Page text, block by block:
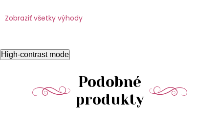
Zobraziť všetky výhody
High-contrast mode
Podobné
produkty